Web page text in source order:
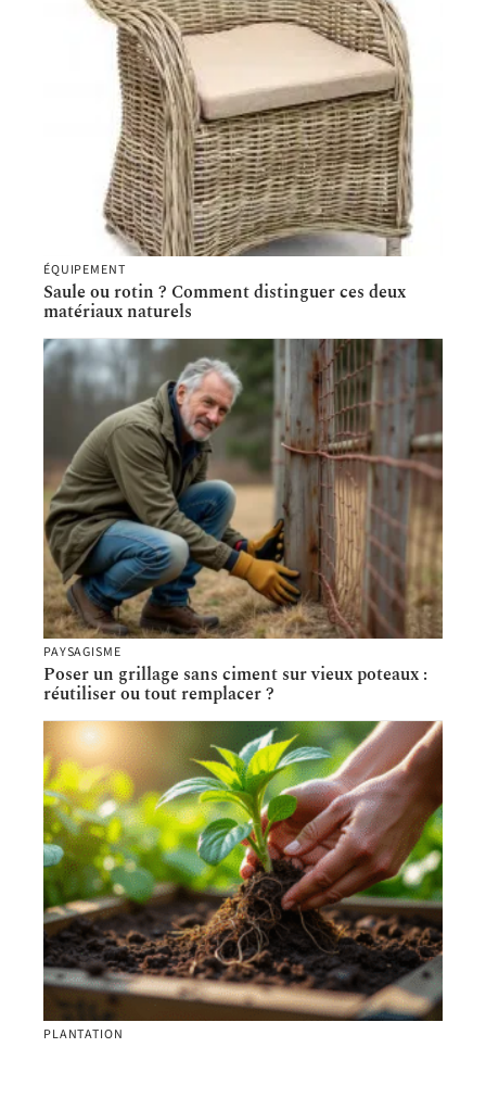
ÉQUIPEMENT
Saule ou rotin ? Comment distinguer ces deux
matériaux naturels
PAYSAGISME
Poser un grillage sans ciment sur vieux poteaux :
réutiliser ou tout remplacer ?
PLANTATION